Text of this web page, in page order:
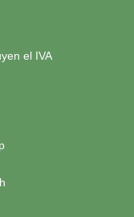
el IVA